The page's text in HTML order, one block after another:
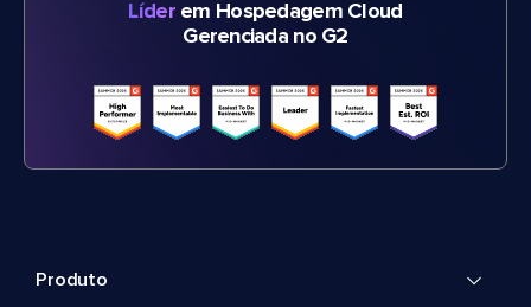
Líderem Hospedagem Cloud
Gerenciada no G2
Produto